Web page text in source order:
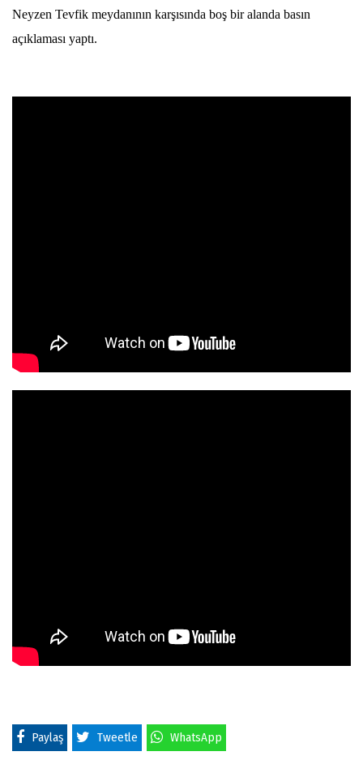
Neyzen Tevfik meydanının karşısında boş bir alanda basın
açıklaması yaptı.
Paylaş Tweetle WhatsApp